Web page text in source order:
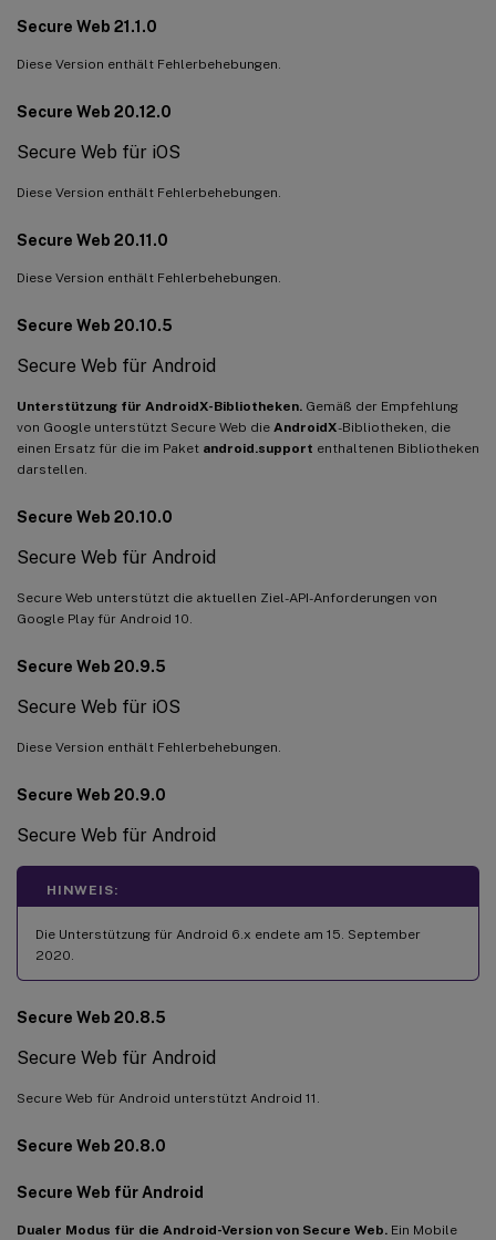
Secure Web 21.1.0
Diese Version enthält Fehlerbehebungen.
Secure Web 20.12.0
Secure Web für iOS
Diese Version enthält Fehlerbehebungen.
Secure Web 20.11.0
Diese Version enthält Fehlerbehebungen.
Secure Web 20.10.5
Secure Web für Android
Unterstützung für AndroidX-Bibliotheken. Gemäß der Empfehlung
von Google unterstützt Secure Web die AndroidX-Bibliotheken, die
einen Ersatz für die im Paket android.support enthaltenen Bibliotheken
darstellen.
Secure Web 20.10.0
Secure Web für Android
Secure Web unterstützt die aktuellen Ziel-API-Anforderungen von
Google Play für Android 10.
Secure Web 20.9.5
Secure Web für iOS
Diese Version enthält Fehlerbehebungen.
Secure Web 20.9.0
Secure Web für Android
HINWEIS:
Die Unterstützung für Android 6.x endete am 15. September
2020.
Secure Web 20.8.5
Secure Web für Android
Secure Web für Android unterstützt Android 11.
Secure Web 20.8.0
Secure Web für Android
Dualer Modus für die Android-Version von Secure Web. Ein Mobile